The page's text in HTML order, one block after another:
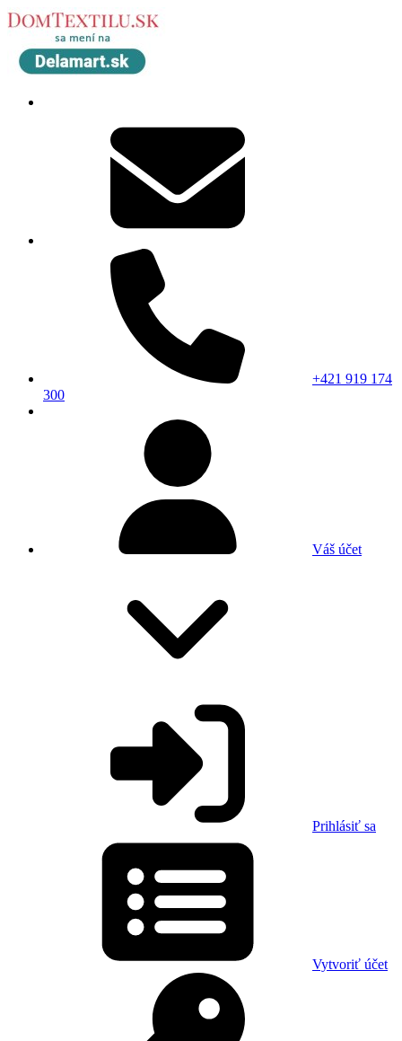
+421 919 174
300
Váš účet
Prihlásiť sa
Vytvoriť účet